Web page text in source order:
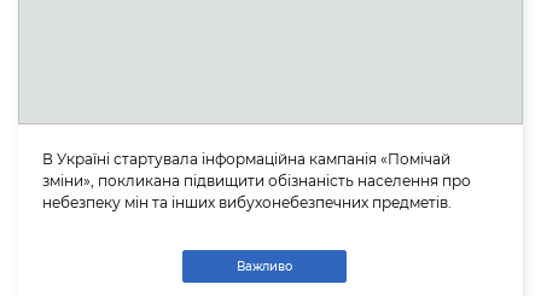
В Україні стартувала інформаційна кампанія «Помічай
зміни», покликана підвищити обізнаність населення про
небезпеку мін та інших вибухонебезпечних предметів.
Важливо